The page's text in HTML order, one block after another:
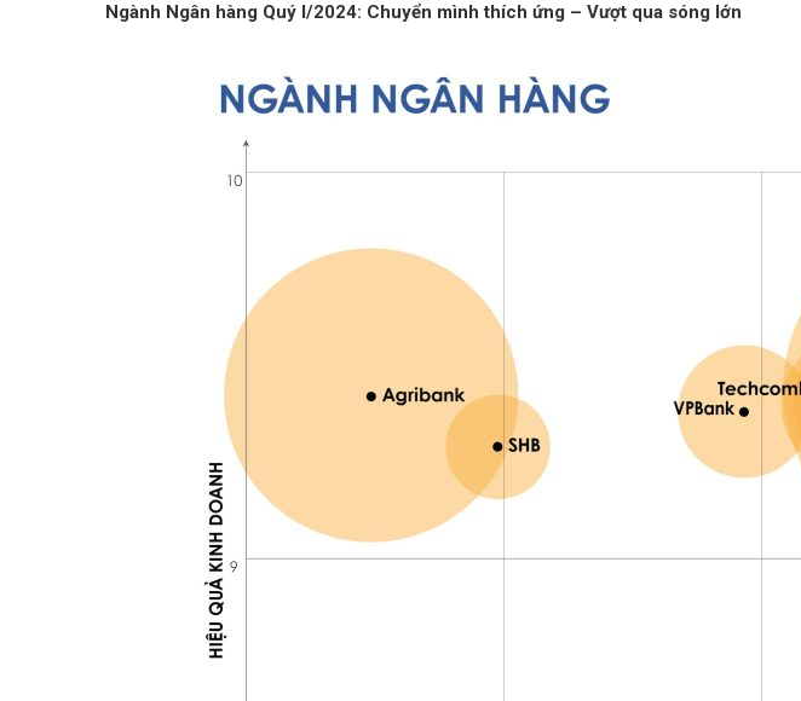
Ngành Ngân hàng Quý I/2024: Chuyển mình thích ứng – Vượt qua sóng lớn